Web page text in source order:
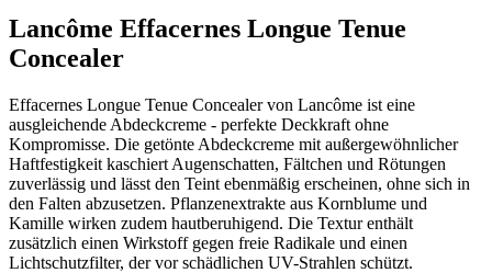
Lancôme Effacernes Longue Tenue
Concealer
Effacernes Longue Tenue Concealer von Lancôme ist eine
ausgleichende Abdeckcreme - perfekte Deckkraft ohne
Kompromisse. Die getönte Abdeckcreme mit außergewöhnlicher
Haftfestigkeit kaschiert Augenschatten, Fältchen und Rötungen
zuverlässig und lässt den Teint ebenmäßig erscheinen, ohne sich in
den Falten abzusetzen. Pflanzenextrakte aus Kornblume und
Kamille wirken zudem hautberuhigend. Die Textur enthält
zusätzlich einen Wirkstoff gegen freie Radikale und einen
Lichtschutzfilter, der vor schädlichen UV-Strahlen schützt.